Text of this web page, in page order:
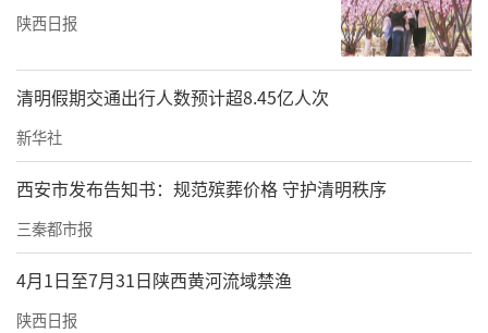
陕西日报
清明假期交通出行人数预计超8.45亿人次
新华社
西安市发布告知书：规范殡葬价格 守护清明秩序
三秦都市报
4月1日至7月31日陕西黄河流域禁渔
陕西日报